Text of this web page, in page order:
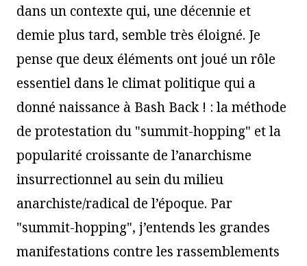
dans un contexte qui, une décennie et
demie plus tard, semble très éloigné. Je
pense que deux éléments ont joué un rôle
essentiel dans le climat politique qui a
donné naissance à Bash Back ! : la méthode
de protestation du "summit-hopping" et la
popularité croissante de l’anarchisme
insurrectionnel au sein du milieu
anarchiste/radical de l’époque. Par
"summit-hopping", j’entends les grandes
manifestations contre les rassemblements